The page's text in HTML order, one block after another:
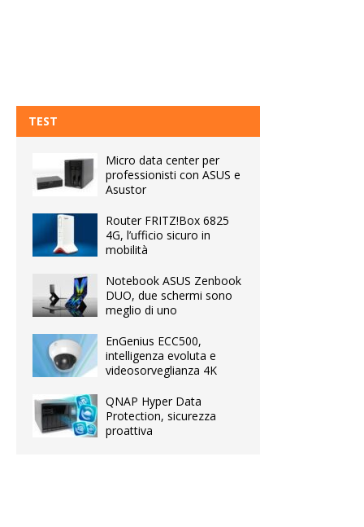
TEST
Micro data center per
professionisti con ASUS e
Asustor
Router FRITZ!Box 6825
4G, l’ufficio sicuro in
mobilità
Notebook ASUS Zenbook
DUO, due schermi sono
meglio di uno
EnGenius ECC500,
intelligenza evoluta e
videosorveglianza 4K
QNAP Hyper Data
Protection, sicurezza
proattiva